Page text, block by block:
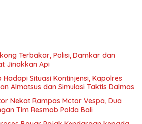
Terbakar, Polisi, Damkar dan
Jinakkan Api
Hadapi Situasi Kontinjensi, Kapolres
Almatsus dan Simulasi Taktis Dalmas
Nekat Rampas Motor Vespa, Dua
Tim Resmob Polda Bali